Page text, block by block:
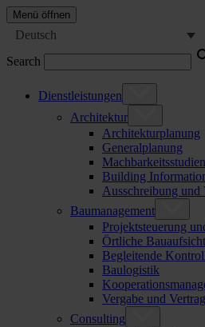
Menü öffnen
Deutsch
Search
Dienstleistungen
Architektur
Architekturplanung
Generalplanung
Machbarkeitsstudien
Building
Ausschreibung und
Baumanagement
Projektsteuerung
Örtliche
Begleitende
Baulogistik
Vergabe und
Consulting